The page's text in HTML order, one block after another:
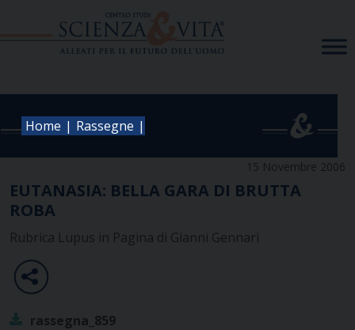
Home | Rassegne |
15 Novembre 2006
EUTANASIA: BELLA GARA DI BRUTTA
ROBA
Rubrica Lupus in Pagina di Gianni Gennari
rassegna_859